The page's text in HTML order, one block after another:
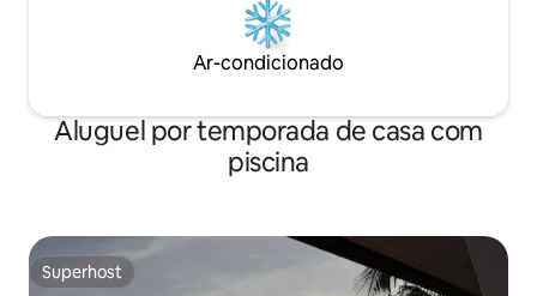
Ar-condicionado
Aluguel por temporada de casa com
piscina
Superhost
Superhost